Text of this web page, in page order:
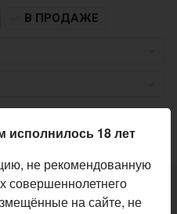
В ПРОДАЖЕ
в каталоге?
исполнилось 18 лет
не рекомендованную
совершеннолетнего
на сайте, не